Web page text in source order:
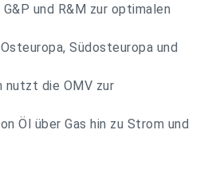
und R&M zur optimalen
Südosteuropa und
nutzt die OMV zur
Öl über Gas hin zu Strom und